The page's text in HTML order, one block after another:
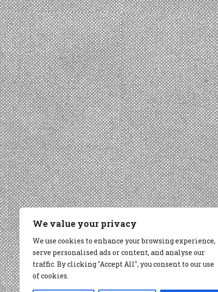
We value your privacy
We use cookies to enhance your browsing experience,
serve personalised ads or content, and analyse our
traffic. By clicking "Accept All", you consent to our use
of cookies.